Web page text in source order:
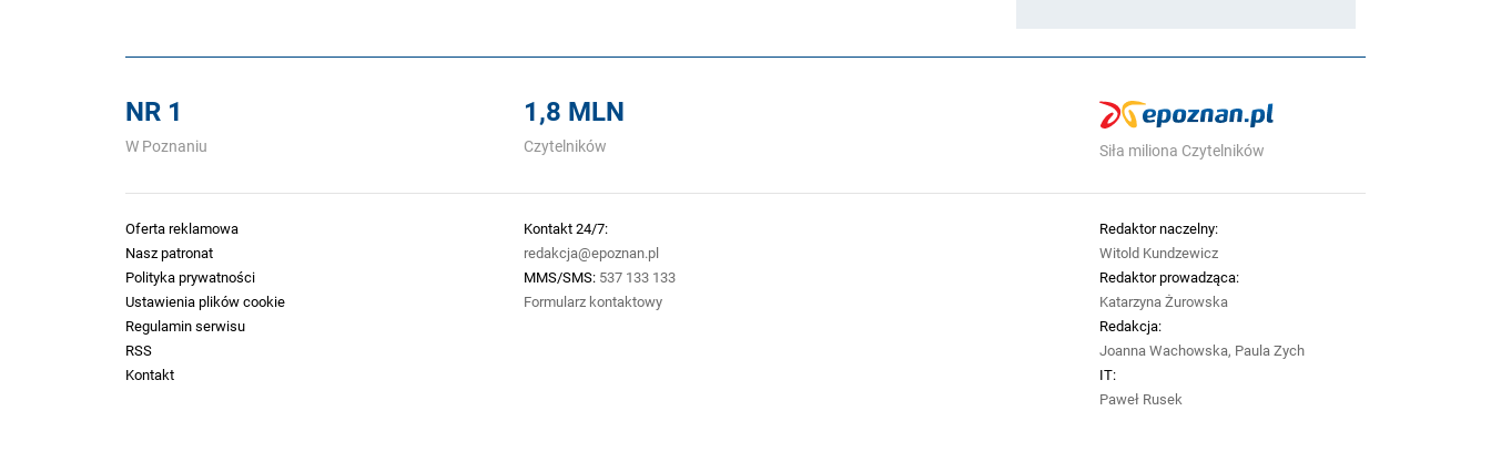
NR 1
W Poznaniu
1,8 MLN
Czytelników Siła miliona Czytelników
Oferta reklamowa
Nasz patronat
Polityka prywatności
Ustawienia plików cookie
Regulamin serwisu
RSS
Kontakt
Kontakt 24/7:
redakcja@epoznan.pl
MMS/SMS: 537 133 133
Formularz kontaktowy
Redaktor naczelny:
Witold Kundzewicz
Redaktor prowadząca:
Katarzyna Żurowska
Redakcja:
Joanna Wachowska, Paula Zych
IT:
Paweł Rusek